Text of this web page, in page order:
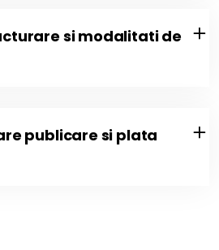
si modalitati de
publicare si plata